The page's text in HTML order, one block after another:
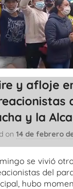
y afloje
y la
on14 de febrero
se vivió
del
hubo